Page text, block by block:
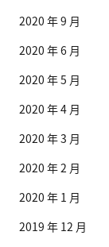
2020 年 9 月
2020 年 6 月
2020 年 5 月
2020 年 4 月
2020 年 3 月
2020 年 2 月
2020 年 1 月
2019 年 12 月